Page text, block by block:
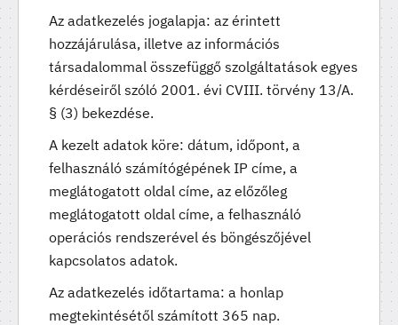
Az adatkezelés jogalapja: az érintett
hozzájárulása, illetve az információs
társadalommal összefüggő szolgáltatások egyes
kérdéseiről szóló 2001. évi CVIII. törvény 13/A.
§ (3) bekezdése.
A kezelt adatok köre: dátum, időpont, a
felhasználó számítógépének IP címe, a
meglátogatott oldal címe, az előzőleg
meglátogatott oldal címe, a felhasználó
operációs rendszerével és böngészőjével
kapcsolatos adatok.
Az adatkezelés időtartama: a honlap
megtekintésétől számított 365 nap.